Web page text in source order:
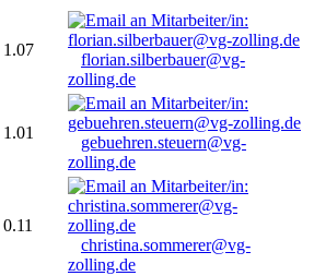
1.07
florian.silberbauer@vg-
zolling.de
1.01
gebuehren.steuern@vg-
zolling.de
0.11
christina.sommerer@vg-
zolling.de